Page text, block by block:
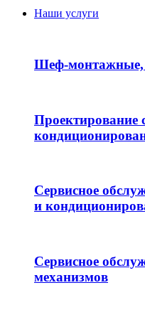
Наши услуги
Шеф-монтажные,
Проектирование
Сервисное
и
Сервисное
механизмов